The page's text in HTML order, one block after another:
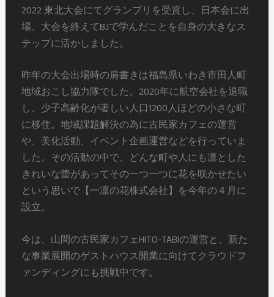
2022 東北大会にてグランプリを受賞し、日本会に出
場。大会を終えてBJで学んだことを自身の大きなス
テップに活かしました。
昨年の大会出場時の肩書きは福島県いわき市田人町
地域おこし協力隊でした。2020年に航空会社を退職
し、少子高齢化が著しい人口1200人ほどの小さな町
に移住。地域課題解決の為に古民家カフェの運営
や、美化活動、イベント企画運営などを行っていま
した。その活動の中で、どんな町や人にも凛とした
きれいな蕾があってその一つ一つに花を咲かせたい
という思いで【一凛の花株式会社】を今年の４月に
設立。
今は、山間の古民家カフェHITO-TABIの運営と、新た
な事業展開のゲストハウス開業に向けてクラウドフ
ァンディングにも挑戦中です。